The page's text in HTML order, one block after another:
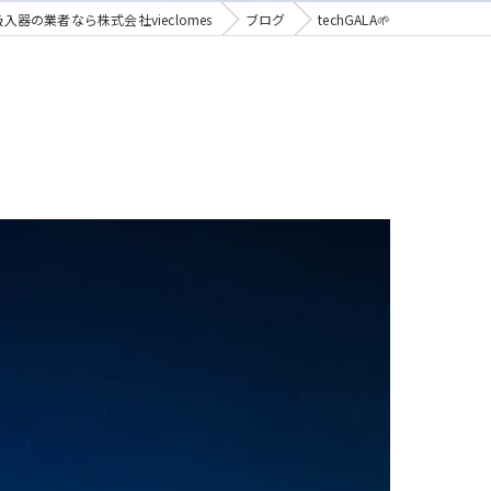
入器の業者なら株式会社vieclomes ブログ techGALA🌱